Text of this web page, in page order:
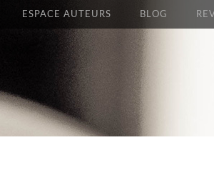
ESPACE AUTEURS BLOG